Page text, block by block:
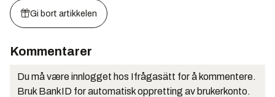
Gi bort artikkelen
Kommentarer
Du må være innlogget hos Ifrågasätt for å kommentere.
Bruk BankID for automatisk oppretting av brukerkonto.